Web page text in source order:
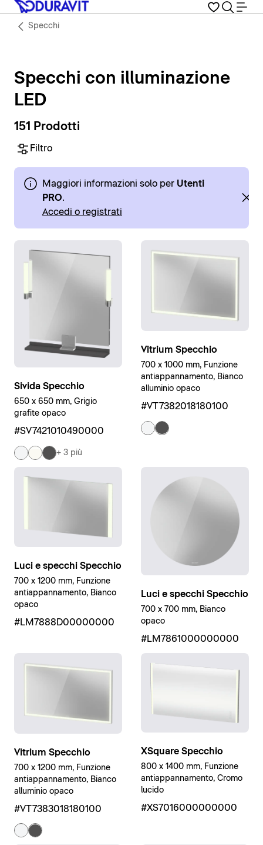
Specchi
Specchi con illuminazione
LED
151 Prodotti
Filtro
Maggiori informazioni solo per Utenti
PRO.
Accedi o registrati
Sivida Specchio
650 x 650 mm, Grigio
grafite opaco
#SV7421010490000
+ 3 più
Vitrium Specchio
700 x 1000 mm, Funzione
antiappannamento, Bianco
alluminio opaco
#VT7382018180100
Luci e specchi Specchio
700 x 1200 mm, Funzione
antiappannamento, Bianco
opaco
#LM7888D00000000
Luci e specchi Specchio
700 x 700 mm, Bianco
opaco
#LM7861000000000
Vitrium Specchio
700 x 1200 mm, Funzione
antiappannamento, Bianco
alluminio opaco
#VT7383018180100
XSquare Specchio
800 x 1400 mm, Funzione
antiappannamento, Cromo
lucido
#XS7016000000000